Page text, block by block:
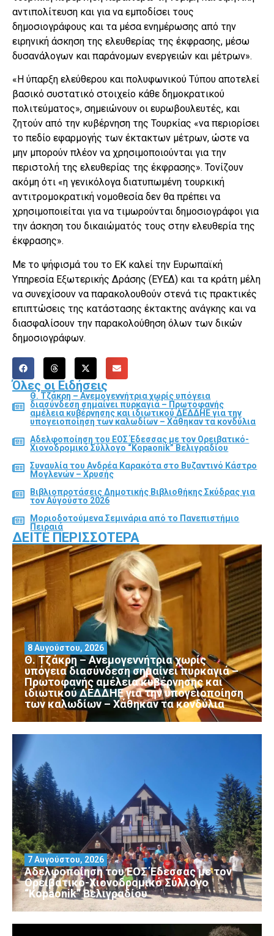
αντιπολίτευση και για να εμποδίσει τους
δημοσιογράφους και τα μέσα ενημέρωσης από την
ειρηνική άσκηση της ελευθερίας της έκφρασης, μέσω
δυσανάλογων και παράνομων ενεργειών και μέτρων».
«Η ύπαρξη ελεύθερου και πολυφωνικού Τύπου αποτελεί
βασικό συστατικό στοιχείο κάθε δημοκρατικού
πολιτεύματος», σημειώνουν οι ευρωβουλευτές, και
ζητούν από την κυβέρνηση της Τουρκίας «να περιορίσει
το πεδίο εφαρμογής των έκτακτων μέτρων, ώστε να
μην μπορούν πλέον να χρησιμοποιούνται για την
περιστολή της ελευθερίας της έκφρασης». Τονίζουν
ακόμη ότι «η γενικόλογα διατυπωμένη τουρκική
αντιτρομοκρατική νομοθεσία δεν θα πρέπει να
χρησιμοποιείται για να τιμωρούνται δημοσιογράφοι για
την άσκηση του δικαιώματός τους στην ελευθερία της
έκφρασης».
Με το ψήφισμά του το ΕΚ καλεί την Ευρωπαϊκή
Υπηρεσία Εξωτερικής Δράσης (ΕΥΕΔ) και τα κράτη μέλη
να συνεχίσουν να παρακολουθούν στενά τις πρακτικές
επιπτώσεις της κατάστασης έκτακτης ανάγκης και να
διασφαλίσουν την παρακολούθηση όλων των δικών
δημοσιογράφων.
Όλες οι Ειδήσεις
Θ. Τζάκρη – Ανεμογεννήτρια χωρίς υπόγεια
διασύνδεση σημαίνει πυρκαγιά – Πρωτοφανής
αμέλεια κυβέρνησης και ιδιωτικού ΔΕΔΔΗΕ για την
υπογειοποίηση των καλωδίων – Χάθηκαν τα κονδύλια
Αδελφοποίηση του ΕΟΣ Έδεσσας με τον Ορειβατικό-
Χιονοδρομικό Σύλλογο “Kopaonik” Βελιγραδίου
Συναυλία του Ανδρέα Καρακότα στο Βυζαντινό Κάστρο
Μογλενών – Χρυσής
Βιβλιοπροτάσεις Δημοτικής Βιβλιοθήκης Σκύδρας για
τον Αύγούστο 2026
Μοριοδοτούμενα Σεμινάρια από το Πανεπιστήμιο
Πειραιά
ΔΕΊΤΕ ΠΕΡΙΣΣΌΤΕΡΑ
Θ. Τζάκρη – Ανεμογεννήτρια χωρίς
υπόγεια διασύνδεση σημαίνει πυρκαγιά –
Πρωτοφανής αμέλεια κυβέρνησης και
ιδιωτικού ΔΕΔΔΗΕ για την υπογειοποίηση
των καλωδίων – Χάθηκαν τα κονδύλια
8 Αυγούστου, 2026
Αδελφοποίηση του ΕΟΣ Έδεσσας με τον
Ορειβατικό-Χιονοδρομικό Σύλλογο
“Kopaonik” Βελιγραδίου
7 Αυγούστου, 2026